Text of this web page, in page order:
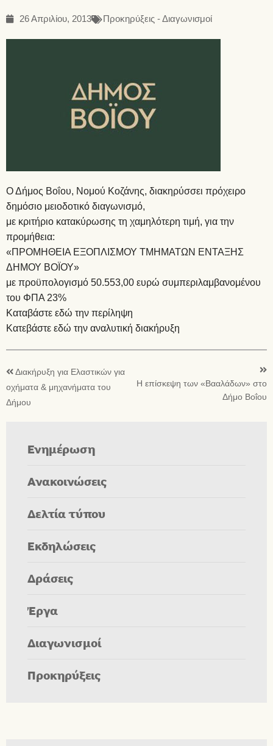
26 Απριλίου, 2013 Προκηρύξεις - Διαγωνισμοί
Ο Δήμος Βοΐου, Νομού Κοζάνης, διακηρύσσει πρόχειρο
δημόσιο μειοδοτικό διαγωνισμό,
με κριτήριο κατακύρωσης τη χαμηλότερη τιμή, για την
προμήθεια:
«ΠΡΟΜΗΘΕΙΑ ΕΞΟΠΛΙΣΜΟΥ ΤΜΗΜΑΤΩΝ ΕΝΤΑΞΗΣ
ΔΗΜΟΥ ΒΟΪΟΥ»
με προϋπολογισμό 50.553,00 ευρώ συμπεριλαμβανομένου
του ΦΠΑ 23%
Καταβάστε εδώ την περίληψη
Κατεβάστε εδώ την αναλυτική διακήρυξη
Διακήρυξη για Ελαστικών για
οχήματα & μηχανήματα του
Δήμου
Η επίσκεψη των «Βααλάδων» στο
Δήμο Βοΐου
Ενημέρωση
Ανακοινώσεις
Δελτία τύπου
Εκδηλώσεις
Δράσεις
Έργα
Διαγωνισμοί
Προκηρύξεις